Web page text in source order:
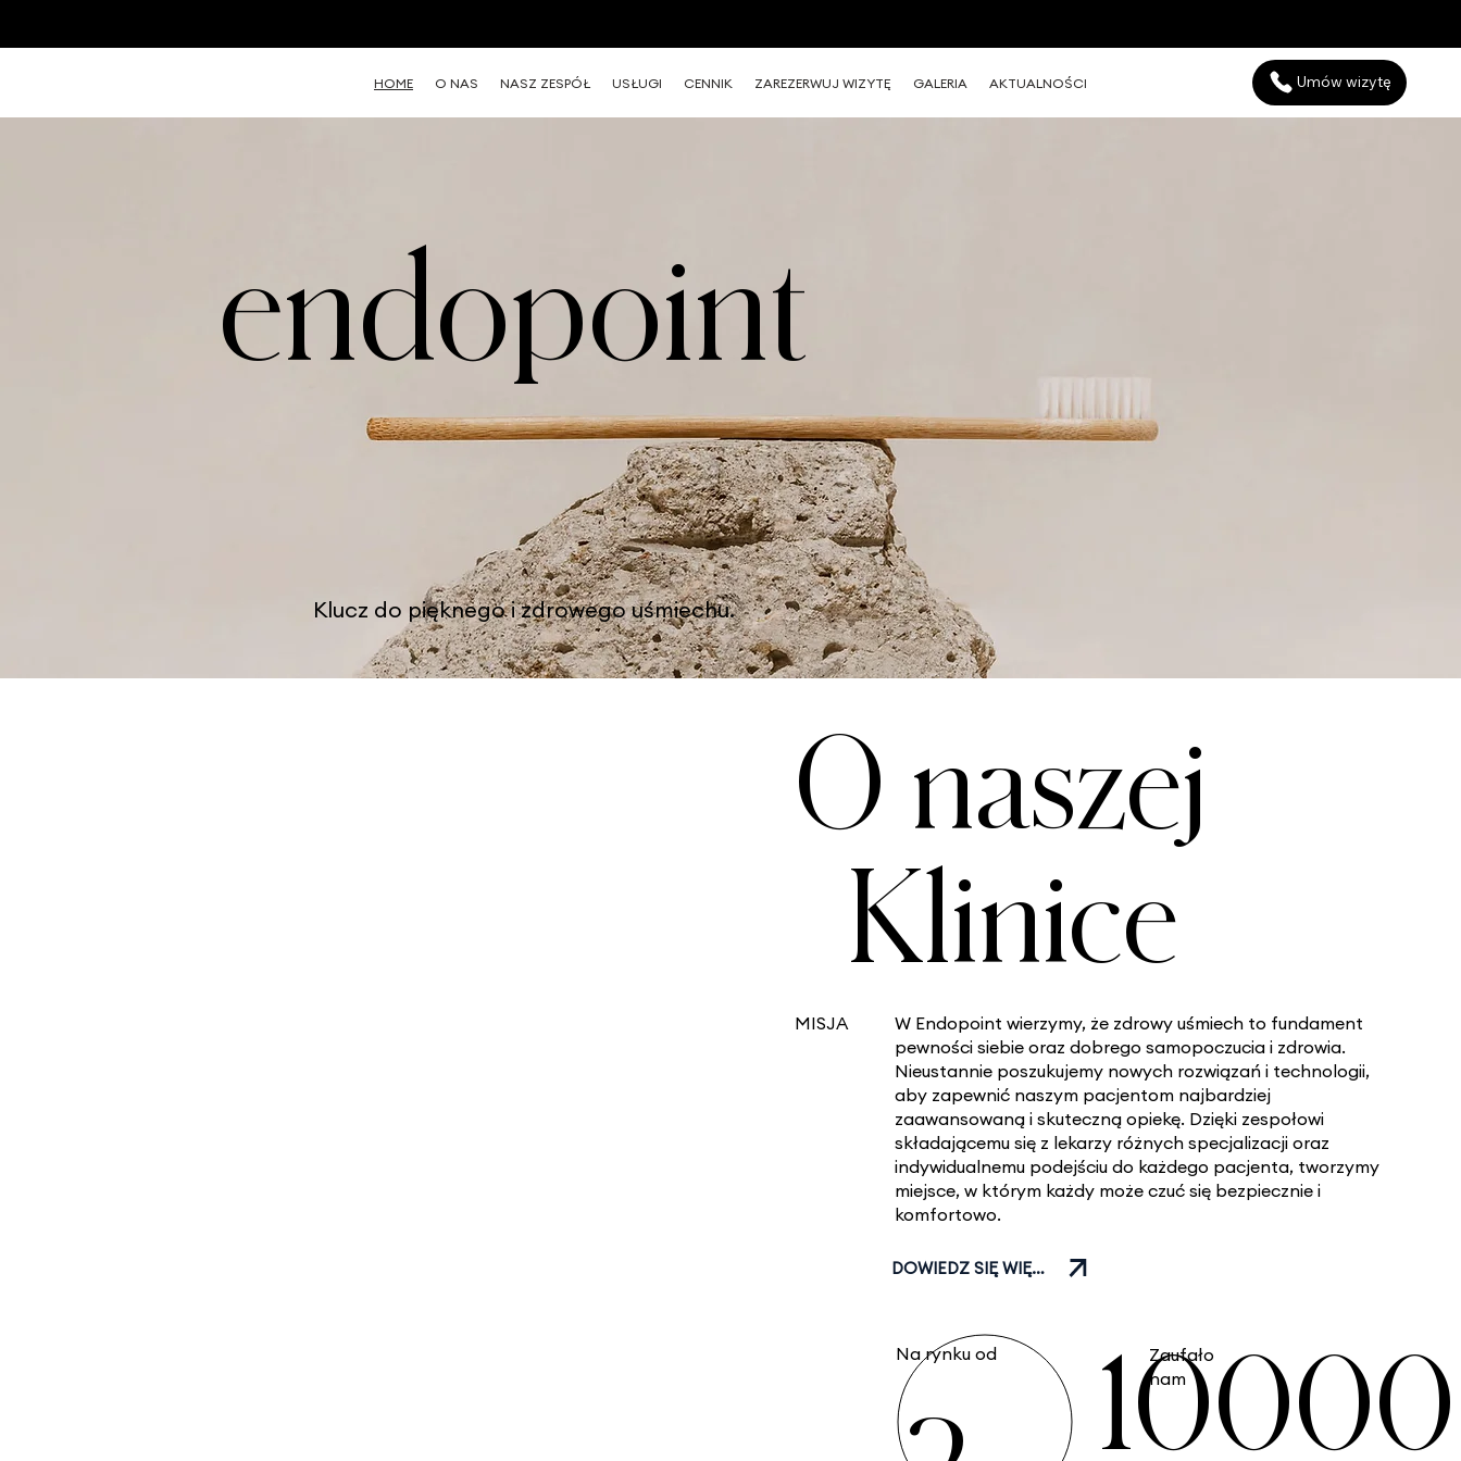
HOME O NAS NASZ ZESPÓŁ USŁUGI CENNIK ZAREZERWUJ WIZYTĘ GALERIA AKTUALNOŚCI Umów wizytę
O naszej
Klinice
MISJA
W Endopoint wierzymy, że zdrowy uśmiech to fundament
pewności siebie oraz dobrego samopoczucia i zdrowia.
Nieustannie poszukujemy nowych rozwiązań i technologii,
aby zapewnić naszym pacjentom najbardziej
zaawansowaną i skuteczną opiekę. Dzięki zespołowi
składającemu się z lekarzy różnych specjalizacji oraz
indywidualnemu podejściu do każdego pacjenta, tworzymy
miejsce, w którym każdy może czuć się bezpiecznie i
komfortowo.
DOWIEDZ SIĘ WIĘCEJ
Na rynku od 10000
Zaufało
nam
endopoint
Klucz do pięknego i zdrowego uśmiechu.